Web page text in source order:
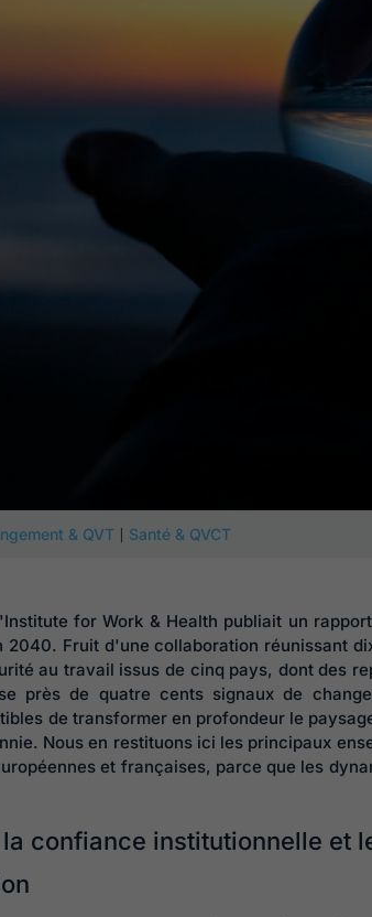
& QVT | Santé & QVCT
for Work & Health publiait un
2040. Fruit d'une collaboration réunissant
au travail issus de cinq pays, dont des
près de quatre cents signaux de
de transformer en profondeur le
Nous en restituons ici les principaux
et françaises, parce que les
confiance institutionnelle et